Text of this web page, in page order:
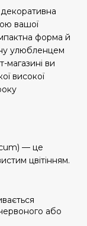
вашої
форма й
улюбленцем
магазині ви
високої
— це
цвітінням.
або